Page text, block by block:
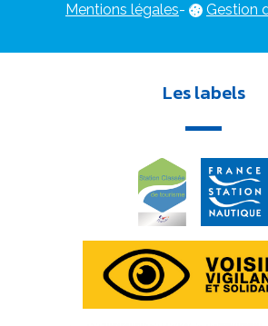
Mentions légales- Gestion
Les labels